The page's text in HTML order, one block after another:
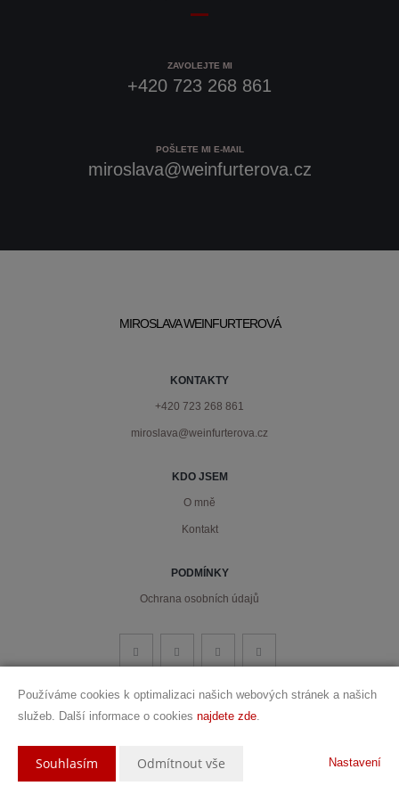
ZAVOLEJTE MI
+420 723 268 861
POŠLETE MI E-MAIL
miroslava@weinfurterova.cz
MIROSLAVA WEINFURTEROVÁ
KONTAKTY
+420 723 268 861
miroslava@weinfurterova.cz
KDO JSEM
O mně
Kontakt
PODMÍNKY
Ochrana osobních údajů
Používáme cookies k optimalizaci našich webových stránek a našich
služeb. Další informace o cookies najdete zde.
Souhlasím Odmítnout vše Nastavení